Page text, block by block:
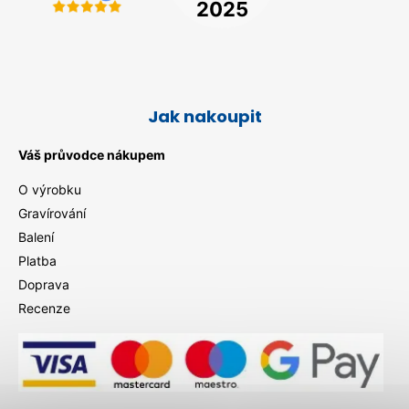
Jak nakoupit
Váš průvodce nákupem
O výrobku
Gravírování
Balení
Platba
Doprava
Recenze